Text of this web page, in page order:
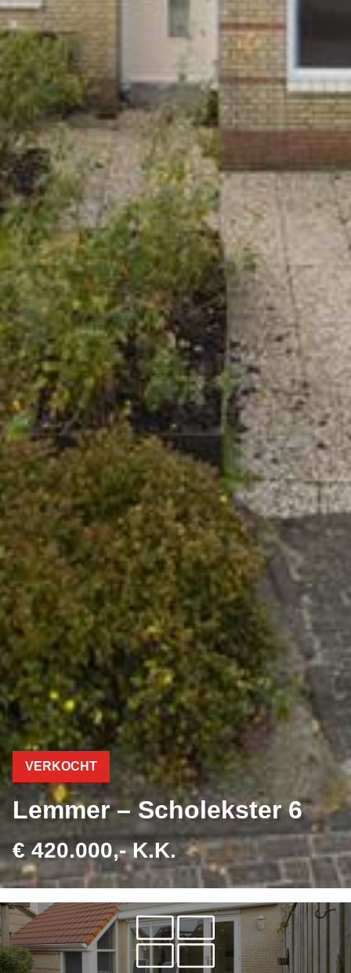
VERKOCHT
Lemmer – Scholekster 6
€ 420.000,- K.K.